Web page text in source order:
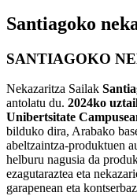
Santiagoko
SANTIAGOKO
Nekazaritza Sailak
antolatu du. 2024ko
Unibertsitate
bilduko dira, Arabako
abeltzaintza-produktuen
helburu nagusia da
ezagutaraztea eta
garapenean eta